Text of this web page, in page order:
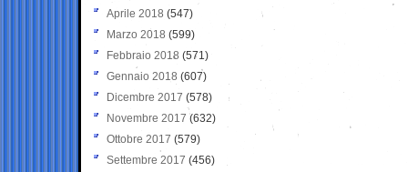
Aprile 2018 (547)
Marzo 2018 (599)
Febbraio 2018 (571)
Gennaio 2018 (607)
Dicembre 2017 (578)
Novembre 2017 (632)
Ottobre 2017 (579)
Settembre 2017 (456)